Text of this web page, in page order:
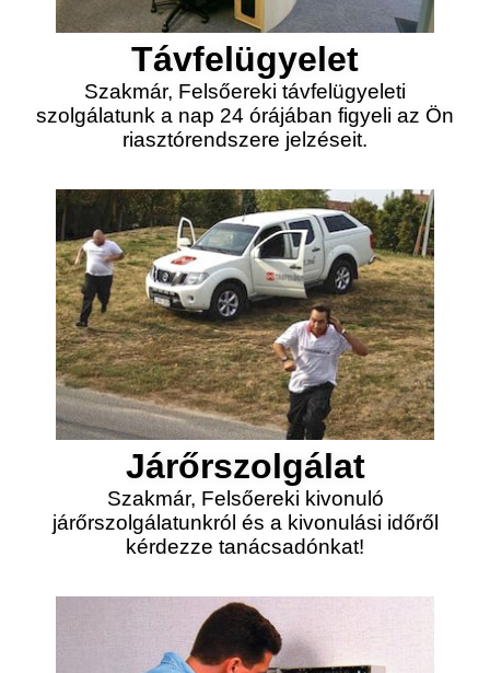
Távfelügyelet
Szakmár, Felsőereki távfelügyeleti
szolgálatunk a nap 24 órájában figyeli az Ön
riasztórendszere jelzéseit.
Járőrszolgálat
Szakmár, Felsőereki kivonuló
járőrszolgálatunkról és a kivonulási időről
kérdezze tanácsadónkat!